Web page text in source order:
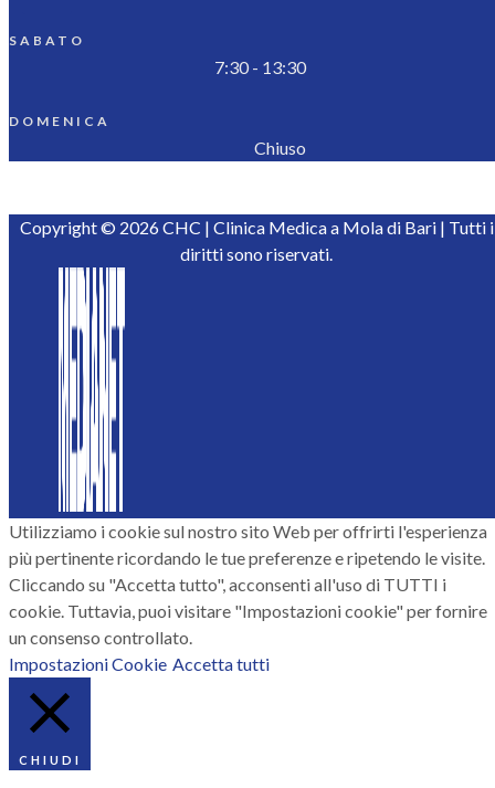
SABATO
7:30 - 13:30
DOMENICA
Chiuso
Copyright © 2026 CHC | Clinica Medica a Mola di Bari | Tutti i
diritti sono riservati.
Utilizziamo i cookie sul nostro sito Web per offrirti l'esperienza
più pertinente ricordando le tue preferenze e ripetendo le visite.
Cliccando su "Accetta tutto", acconsenti all'uso di TUTTI i
cookie. Tuttavia, puoi visitare "Impostazioni cookie" per fornire
un consenso controllato.
Impostazioni Cookie Accetta tutti
CHIUDI